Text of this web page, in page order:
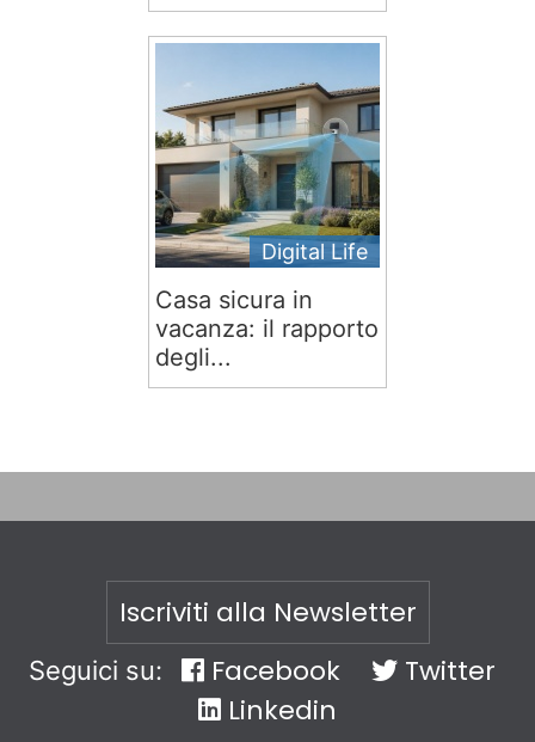
Digital Life
Casa sicura in
vacanza: il rapporto
degli...
Iscriviti alla Newsletter
Seguici su: Facebook
Twitter
Linkedin